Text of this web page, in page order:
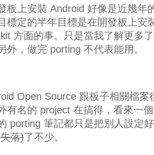
板上安裝 Android 好像是近幾年
標定的半年目標是在開發板上安
方面的事。只是當我了解更多
外，做完 porting 不代表能用。
Open Source 跟板子相關檔
有名的 project 在搞得，看來一
porting 筆記都只是把別人設定
落)了不少。